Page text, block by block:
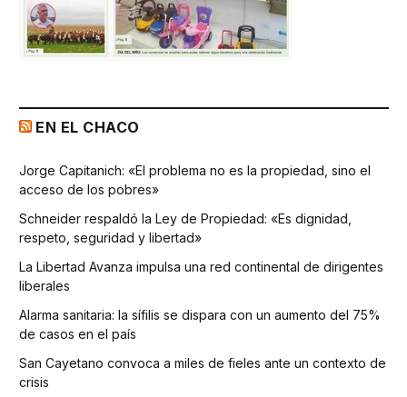
EN EL CHACO
Jorge Capitanich: «El problema no es la propiedad, sino el
acceso de los pobres»
Schneider respaldó la Ley de Propiedad: «Es dignidad,
respeto, seguridad y libertad»
La Libertad Avanza impulsa una red continental de dirigentes
liberales
Alarma sanitaria: la sífilis se dispara con un aumento del 75%
de casos en el país
San Cayetano convoca a miles de fieles ante un contexto de
crisis